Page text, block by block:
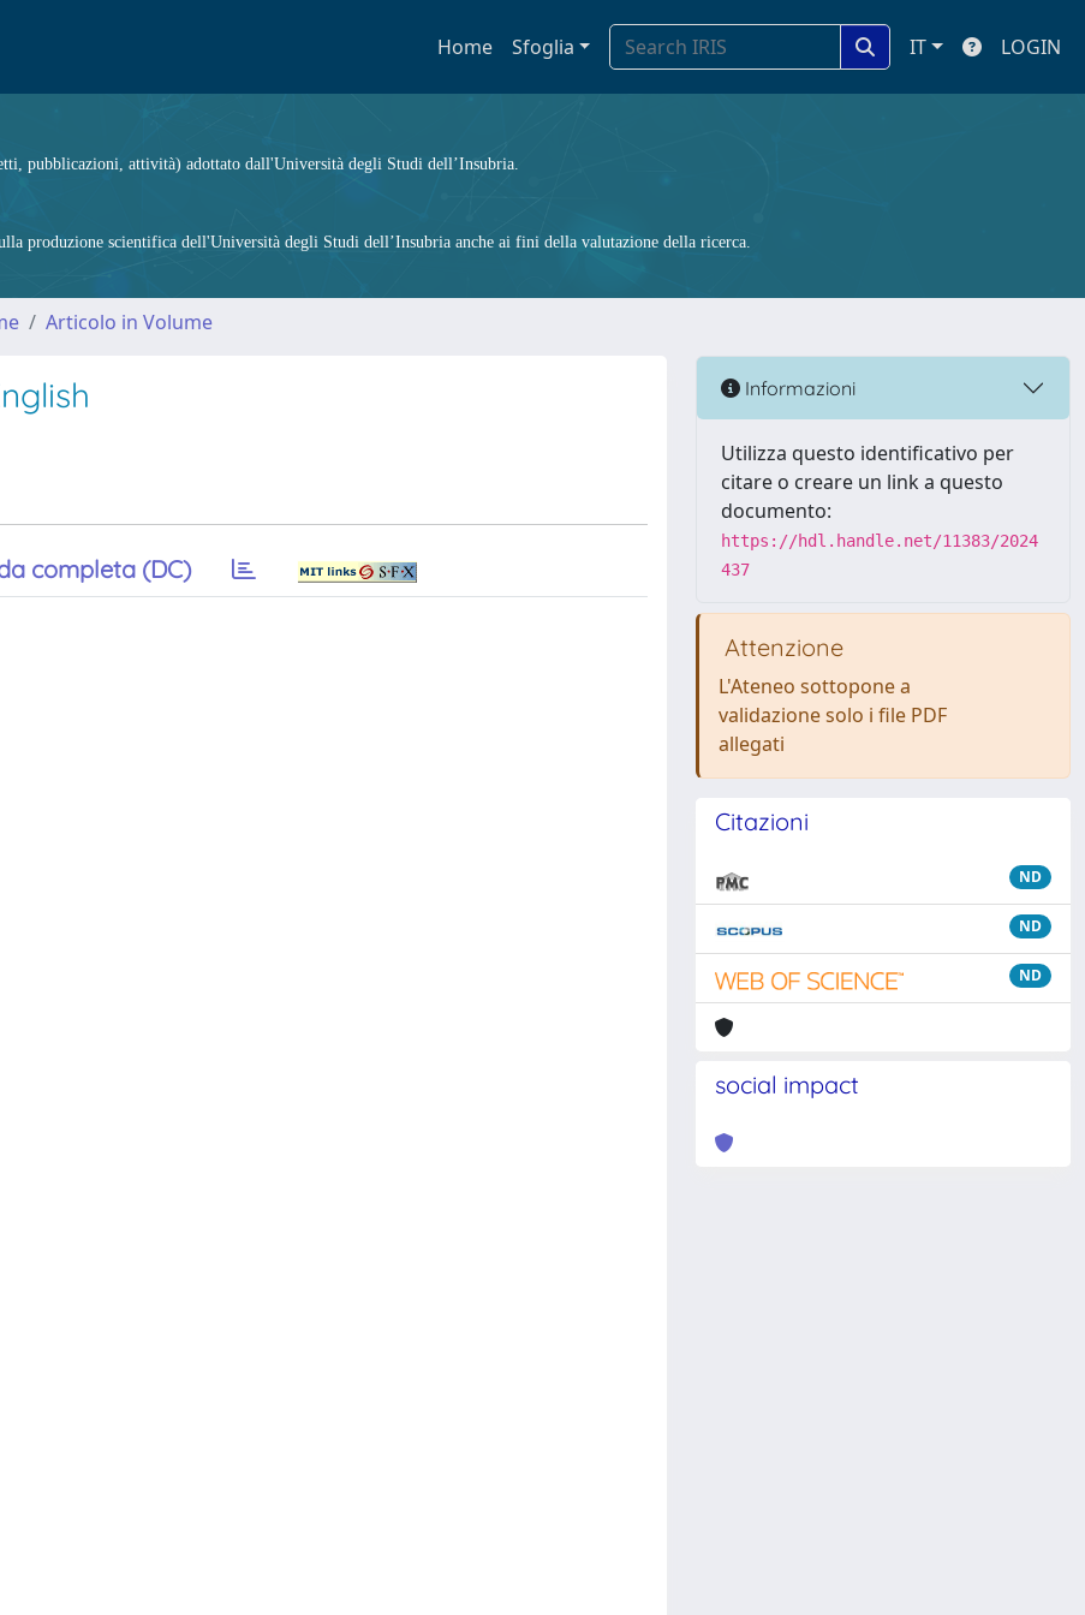
Home Sfoglia IT LOGIN
pubblicazioni, attività) adottato dall'Università degli Studi dell’Insubria.
produzione scientifica dell'Università degli Studi dell’Insubria anche ai fini della valutazione della ricerca.
Articolo in Volume
completa (DC)
Informazioni
Utilizza questo identificativo per
citare o creare un link a questo
documento:
https://hdl.handle.net/11383/2024
437
Attenzione
L'Ateneo sottopone a
validazione solo i file PDF
allegati
Citazioni
ND
ND
ND
social impact